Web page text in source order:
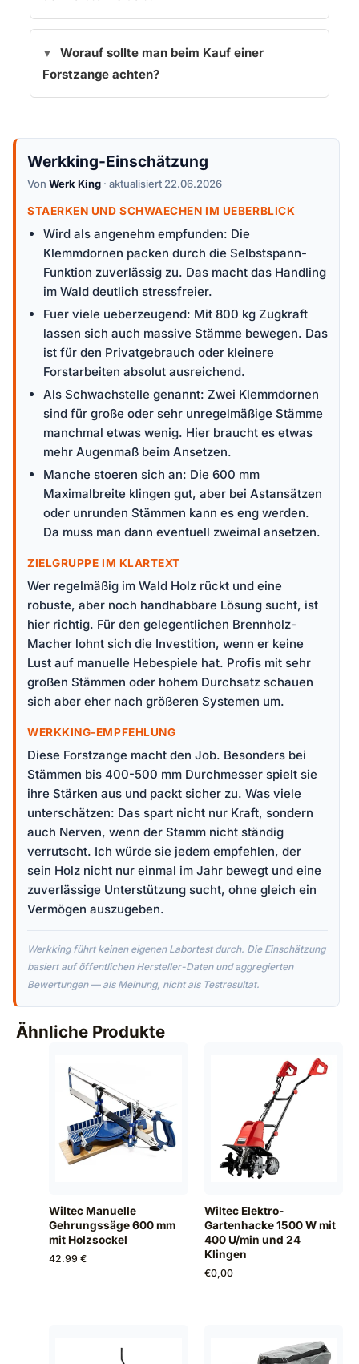
Worauf sollte man beim Kauf einer
Forstzange achten?
Werkking-Einschätzung
Von Werk King · aktualisiert 22.06.2026
STAERKEN UND SCHWAECHEN IM UEBERBLICK
Wird als angenehm empfunden: Die
Klemmdornen packen durch die Selbstspann-
Funktion zuverlässig zu. Das macht das Handling
im Wald deutlich stressfreier.
Fuer viele ueberzeugend: Mit 800 kg Zugkraft
lassen sich auch massive Stämme bewegen. Das
ist für den Privatgebrauch oder kleinere
Forstarbeiten absolut ausreichend.
Als Schwachstelle genannt: Zwei Klemmdornen
sind für große oder sehr unregelmäßige Stämme
manchmal etwas wenig. Hier braucht es etwas
mehr Augenmaß beim Ansetzen.
Manche stoeren sich an: Die 600 mm
Maximalbreite klingen gut, aber bei Astansätzen
oder unrunden Stämmen kann es eng werden.
Da muss man dann eventuell zweimal ansetzen.
ZIELGRUPPE IM KLARTEXT
Wer regelmäßig im Wald Holz rückt und eine
robuste, aber noch handhabbare Lösung sucht, ist
hier richtig. Für den gelegentlichen Brennholz-
Macher lohnt sich die Investition, wenn er keine
Lust auf manuelle Hebespiele hat. Profis mit sehr
großen Stämmen oder hohem Durchsatz schauen
sich aber eher nach größeren Systemen um.
WERKKING-EMPFEHLUNG
Diese Forstzange macht den Job. Besonders bei
Stämmen bis 400-500 mm Durchmesser spielt sie
ihre Stärken aus und packt sicher zu. Was viele
unterschätzen: Das spart nicht nur Kraft, sondern
auch Nerven, wenn der Stamm nicht ständig
verrutscht. Ich würde sie jedem empfehlen, der
sein Holz nicht nur einmal im Jahr bewegt und eine
zuverlässige Unterstützung sucht, ohne gleich ein
Vermögen auszugeben.
Werkking führt keinen eigenen Labortest durch. Die Einschätzung
basiert auf öffentlichen Hersteller-Daten und aggregierten
Bewertungen — als Meinung, nicht als Testresultat.
Ähnliche Produkte
Wiltec Manuelle
Gehrungssäge 600 mm
mit Holzsockel
42.99 €
Wiltec Elektro-
Gartenhacke 1500 W mit
400 U/min und 24
Klingen
€0,00